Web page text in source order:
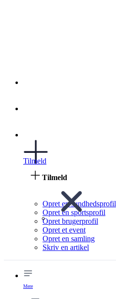
Tilmeld
Tilmeld
Opret en sundhedsprofil
Opret en sportsprofil
Opret brugerprofil
Opret et event
Opret en samling
Skriv en artikel
Mere